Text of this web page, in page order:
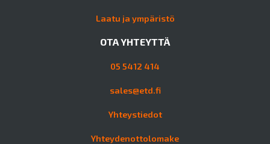
Laatu ja ympäristö
OTA YHTEYTTÄ
05 5412 414
sales@etd.fi
Yhteystiedot
Yhteydenottolomake